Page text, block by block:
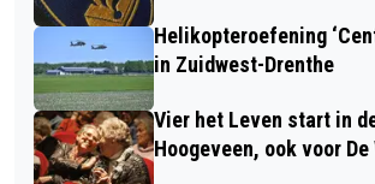
Helikopteroefening
in Zuidwest-Drenthe
Vier het Leven start in
Hoogeveen, ook voor De